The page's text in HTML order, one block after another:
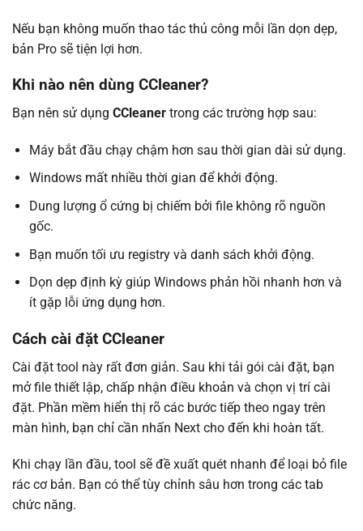
Nếu bạn không muốn thao tác thủ công mỗi lần dọn dẹp,
bản Pro sẽ tiện lợi hơn.
Khi nào nên dùng CCleaner?
Bạn nên sử dụng CCleaner trong các trường hợp sau:
Máy bắt đầu chạy chậm hơn sau thời gian dài sử dụng.
Windows mất nhiều thời gian để khởi động.
Dung lượng ổ cứng bị chiếm bởi file không rõ nguồn
gốc.
Bạn muốn tối ưu registry và danh sách khởi động.
Dọn dẹp định kỳ giúp Windows phản hồi nhanh hơn và
ít gặp lỗi ứng dụng hơn.
Cách cài đặt CCleaner
Cài đặt tool này rất đơn giản. Sau khi tải gói cài đặt, bạn
mở file thiết lập, chấp nhận điều khoản và chọn vị trí cài
đặt. Phần mềm hiển thị rõ các bước tiếp theo ngay trên
màn hình, bạn chỉ cần nhấn Next cho đến khi hoàn tất.
Khi chạy lần đầu, tool sẽ đề xuất quét nhanh để loại bỏ file
rác cơ bản. Bạn có thể tùy chỉnh sâu hơn trong các tab
chức năng.